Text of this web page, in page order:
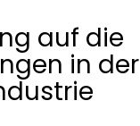
auf die
in der